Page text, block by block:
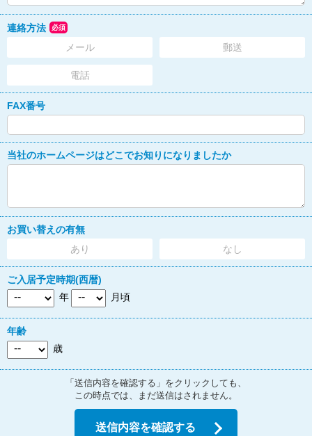
連絡方法 必須
メール 郵送
電話
FAX番号
当社のホームページはどこでお知りになりましたか
お買い替えの有無
あり
なし
ご入居予定時期(西暦)
年
月頃
年齢
歳
「送信内容を確認する」をクリックしても、
この時点では、まだ送信はされません。
送信内容を確認する